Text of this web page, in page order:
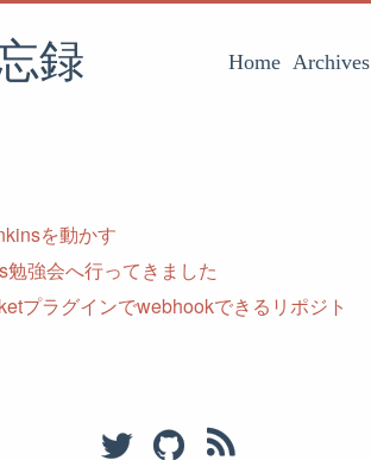
録 Home Archives
を動かす
強会へ行ってきました
プラグインでwebhookできるリポジト